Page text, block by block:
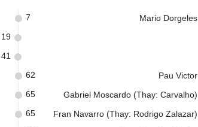
Mario Dorgeles
7
19
41
Pau Victor
62
Gabriel Moscardo (Thay: Carvalho)
65
Fran Navarro (Thay: Rodrigo Zalazar)
65